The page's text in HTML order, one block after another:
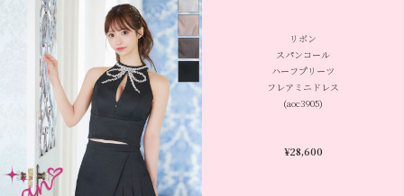
リボン
スパンコール
ハーフプリーツ
フレアミニドレス
(aoc3905)
¥28,600